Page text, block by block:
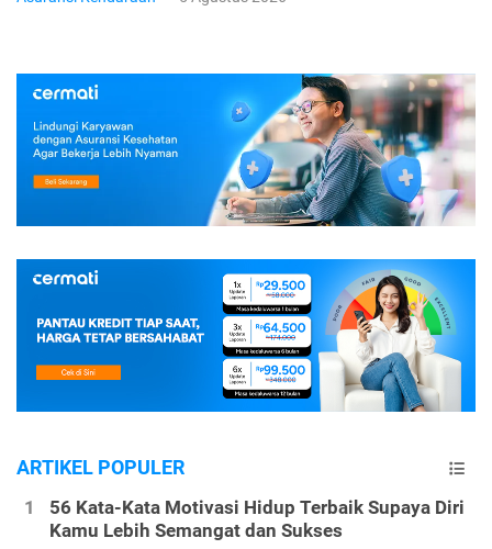
ARTIKEL POPULER
56 Kata-Kata Motivasi Hidup Terbaik Supaya Diri
Kamu Lebih Semangat dan Sukses